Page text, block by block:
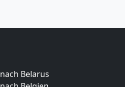
Belarus